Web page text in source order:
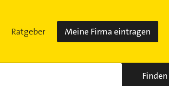
Ratgeber Meine Firma eintragen
Finden